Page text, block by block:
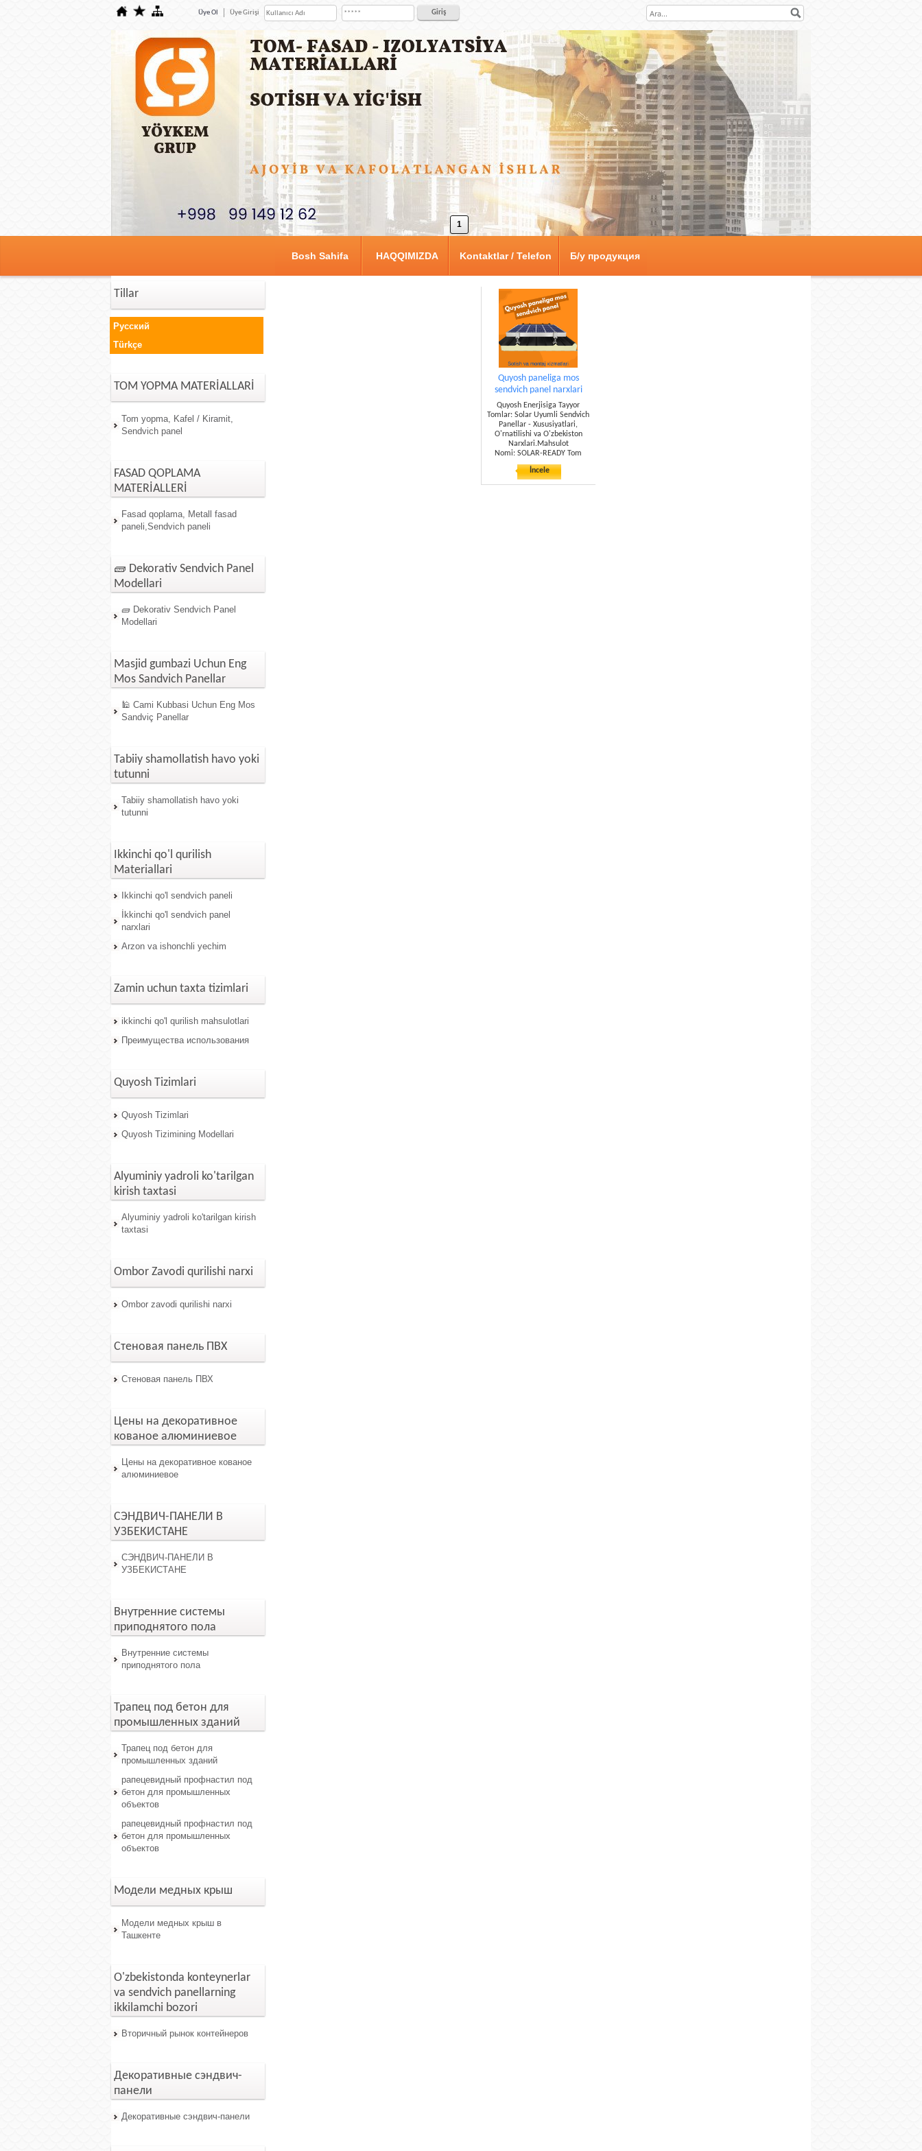
Üye Ol Üye Girişi
1
Bosh Sahifa HAQQIMIZDA Kontaktlar / Telefon Б/у продукция
Tillar
Русский
Türkçe
TOM YOPMA MATERİALLARİ
Tom yopma, Kafel / Kiramit,
Sendvich panel
FASAD QOPLAMA
MATERİALLERİ
Fasad qoplama, Metall fasad
paneli,Sendvich paneli
🧱 Dekorativ Sendvich Panel
Modellari
🧱 Dekorativ Sendvich Panel
Modellari
Masjid gumbazi Uchun Eng
Mos Sandvich Panellar
🕌 Cami Kubbasi Uchun Eng Mos
Sandviç Panellar
Tabiiy shamollatish havo yoki
tutunni
Tabiiy shamollatish havo yoki
tutunni
Ikkinchi qo'l qurilish
Materiallari
Ikkinchi qo'l sendvich paneli
İkkinchi qo'l sendvich panel
narxlari
Arzon va ishonchli yechim
Zamin uchun taxta tizimlari
ikkinchi qo'l qurilish mahsulotlari
Преимущества использования
Quyosh Tizimlari
Quyosh Tizimlari
Quyosh Tizimining Modellari
Alyuminiy yadroli ko'tarilgan
kirish taxtasi
Alyuminiy yadroli ko'tarilgan kirish
taxtasi
Ombor Zavodi qurilishi narxi
Ombor zavodi qurilishi narxi
Стеновая панель ПВХ
Стеновая панель ПВХ
Цены на декоративное
кованое алюминиевое
Цены на декоративное кованое
алюминиевое
СЭНДВИЧ-ПАНЕЛИ В
УЗБЕКИСТАНЕ
СЭНДВИЧ-ПАНЕЛИ В
УЗБЕКИСТАНЕ
Внутренние системы
приподнятого пола
Внутренние системы
приподнятого пола
Трапец под бетон для
промышленных зданий
Трапец под бетон для
промышленных зданий
рапецевидный профнастил под
бетон для промышленных
объектов
рапецевидный профнастил под
бетон для промышленных
объектов
Модели медных крыш
Модели медных крыш в
Ташкенте
O'zbekistonda konteynerlar
va sendvich panellarning
ikkilamchi bozori
Вторичный рынок контейнеров
Декоративные сэндвич-
панели
Декоративные сэндвич-панели
Quyosh paneliga mos
sendvich panel narxlari
Quyosh Enerjisiga Tayyor
Tomlar: Solar Uyumli Sendvich
Panellar - Xususiyatlari,
O'rnatilishi va O'zbekiston
Narxlari.Mahsulot
Nomi: SOLAR-READY Tom
İncele